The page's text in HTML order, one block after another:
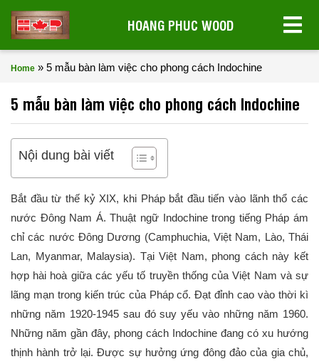
HOANG PHUC WOOD
Home » 5 mẫu bàn làm việc cho phong cách Indochine
5 mẫu bàn làm việc cho phong cách Indochine
Nội dung bài viết
Bắt đầu từ thế kỷ XIX, khi Pháp bắt đầu tiến vào lãnh thổ các
nước Đông Nam Á. Thuật ngữ Indochine trong tiếng Pháp ám
chỉ các nước Đông Dương (Camphuchia, Việt Nam, Lào, Thái
Lan, Myanmar, Malaysia). Tại Việt Nam, phong cách này kết
hợp hài hoà giữa các yếu tố truyền thống của Việt Nam và sự
lãng mạn trong kiến trúc của Pháp cổ. Đạt đỉnh cao vào thời kì
những năm 1920-1945 sau đó suy yếu vào những năm 1960.
Những năm gần đây, phong cách Indochine đang có xu hướng
thịnh hành trở lại. Được sự hưởng ứng đông đảo của gia chủ,